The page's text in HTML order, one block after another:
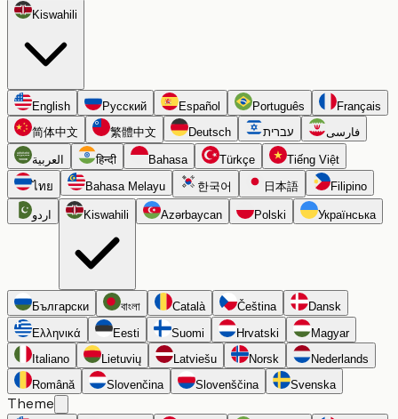
Kiswahili
English Русский Español Português
Français
简体中文
繁體中文 Deutsch עברית فارسی
العربية हिन्दी Bahasa Türkçe
Tiếng Việt
ไทย
Bahasa Melayu 한국어 日本語 Filipino
اردو Kiswahili Azərbaycan Polski Українська
Български বাংলা Català Čeština
Dansk
Ελληνικά
Eesti Suomi Hrvatski
Magyar
Italiano
Lietuvių Latviešu Norsk
Nederlands
Română
Slovenčina Slovenščina Svenska
Theme